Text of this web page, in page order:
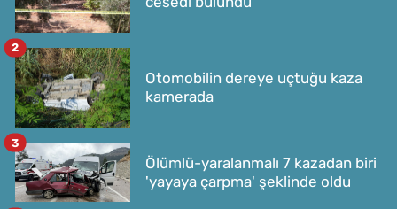
Otomobilin dereye uçtuğu kaza
kamerada
2
Ölümlü-yaralanmalı 7 kazadan biri
'yayaya çarpma' şeklinde oldu
3